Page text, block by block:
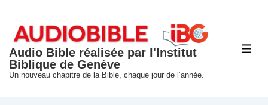
passer
contenu
principal
Audio Bible réalisée par l'Institut
Biblique de Genève
Un nouveau chapitre de la Bible, chaque jour de l’année.